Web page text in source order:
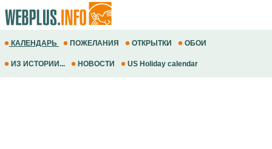
КАЛЕНДАРЬ ПОЖЕЛАНИЯ ОТКРЫТКИ ОБОИ
ИЗ ИСТОРИИ... НОВОСТИ US Holiday calendar